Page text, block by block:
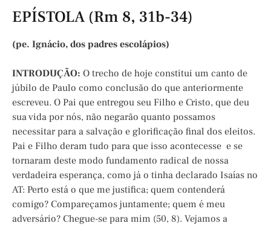
EPÍSTOLA (Rm 8, 31b-34)
(pe. Ignácio, dos padres escolápios)
INTRODUÇÃO: O trecho de hoje constitui um canto de
júbilo de Paulo como conclusão do que anteriormente
escreveu. O Pai que entregou seu Filho e Cristo, que deu
sua vida por nós, não negarão quanto possamos
necessitar para a salvação e glorificação final dos eleitos.
Pai e Filho deram tudo para que isso acontecesse e se
tornaram deste modo fundamento radical de nossa
verdadeira esperança, como já o tinha declarado Isaías no
AT: Perto está o que me justifica; quem contenderá
comigo? Compareçamos juntamente; quem é meu
adversário? Chegue-se para mim (50, 8). Vejamos a